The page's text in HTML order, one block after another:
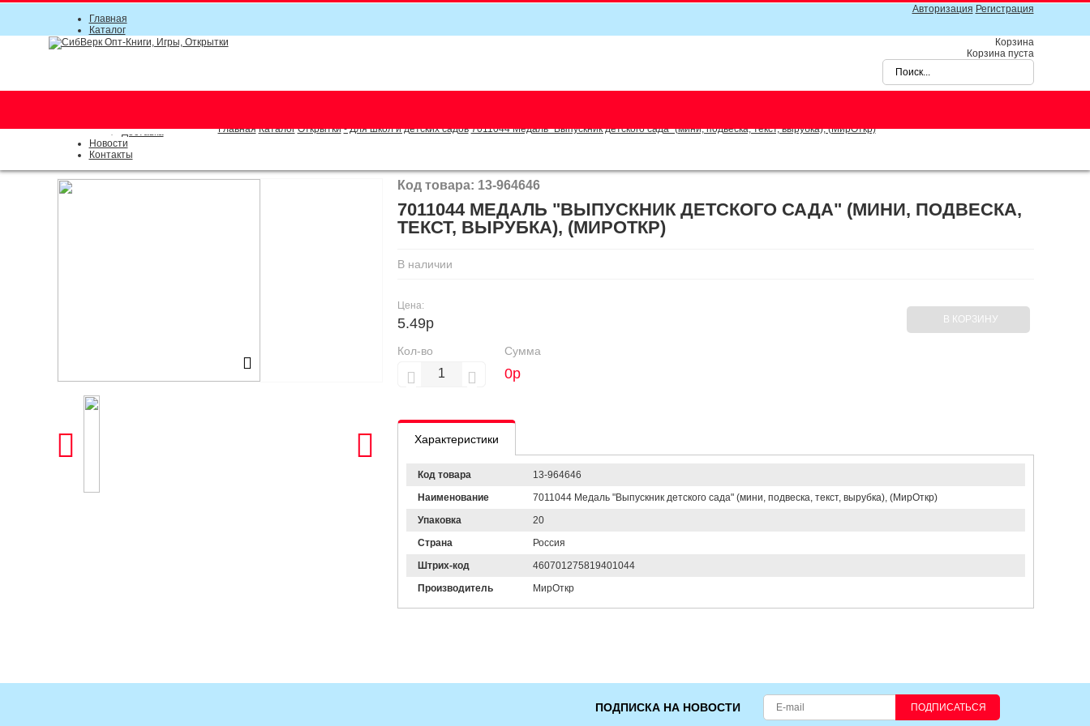
Авторизация Регистрация
Главная
Каталог
Прайс-листы
Доставка
Новости
Контакты
Корзина
Корзина пуста
Главная Каталог Открытки - Для школ и детских садов 7011044 Медаль "Выпускник детского сада" (мини, подвеска, текст, вырубка), (МирОткр)
Код товара: 13-964646
7011044 МЕДАЛЬ "ВЫПУСКНИК ДЕТСКОГО САДА" (МИНИ, ПОДВЕСКА,
ТЕКСТ, ВЫРУБКА), (МИРОТКР)
В наличии
Цена:
5.49р
Кол-во Сумма
0р
В КОРЗИНУ
Характеристики
Код товара
13-964646
Наименование
7011044 Медаль "Выпускник детского сада" (мини, подвеска, текст, вырубка), (МирОткр)
Упаковка
20
Страна
Россия
Штрих-код
460701275819401044
Производитель
МирОткр
ПОДПИСКА НА НОВОСТИ ПОДПИСАТЬСЯ